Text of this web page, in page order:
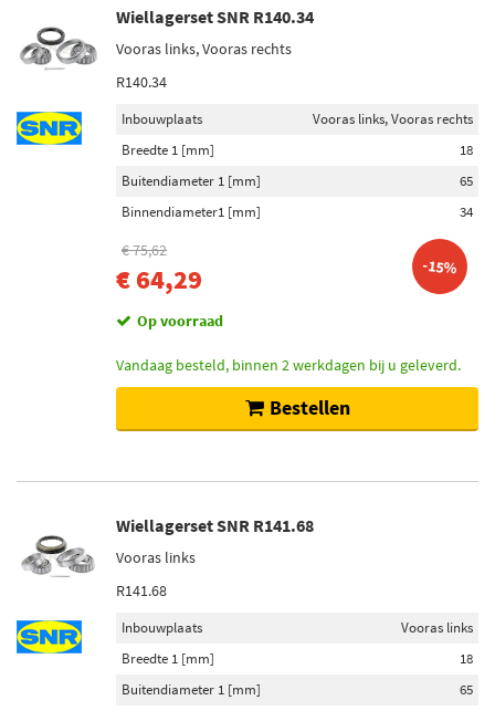
Wiellagerset SNR R140.34
Vooras links, Vooras rechts
R140.34
Inbouwplaats
Vooras links, Vooras rechts
Breedte 1 [mm]
18
Buitendiameter 1 [mm]
65
Binnendiameter1 [mm]
34
€ 75,62
€ 64,29 -15%
Op voorraad
Vandaag besteld, binnen 2 werkdagen bij u geleverd.
Bestellen
Wiellagerset SNR R141.68
Vooras links
R141.68
Inbouwplaats
Vooras links
Breedte 1 [mm]
18
Buitendiameter 1 [mm]
65